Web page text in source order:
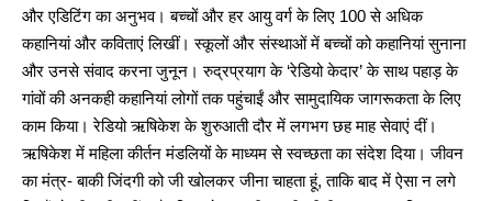
और एडिटिंग का अनुभव। बच्चों और हर आयु वर्ग के लिए 100 से अधिक
कहानियां और कविताएं लिखीं। स्कूलों और संस्थाओं में बच्चों को कहानियां सुनाना
और उनसे संवाद करना जुनून। रुद्रप्रयाग के ‘रेडियो केदार’ के साथ पहाड़ के
गांवों की अनकही कहानियां लोगों तक पहुंचाईं और सामुदायिक जागरूकता के लिए
काम किया। रेडियो ऋषिकेश के शुरुआती दौर में लगभग छह माह सेवाएं दीं।
ऋषिकेश में महिला कीर्तन मंडलियों के माध्यम से स्वच्छता का संदेश दिया। जीवन
का मंत्र- बाकी जिंदगी को जी खोलकर जीना चाहता हूं, ताकि बाद में ऐसा न लगे